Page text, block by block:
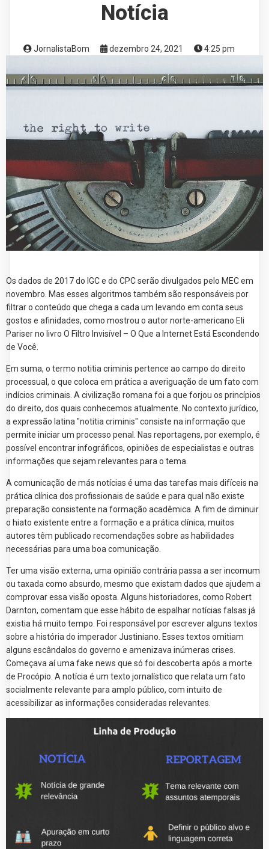
Notícia
JornalistaBom dezembro 24, 2021 4:25 pm
Os dados de 2017 do IGC e do CPC serão divulgados pelo MEC em
novembro. Mas esses algoritmos também são responsáveis por
filtrar o conteúdo que chega a cada um levando em conta seus
gostos e afinidades, como mostrou o autor norte-americano Eli
Pariser no livro O Filtro Invisível – O Que a Internet Está Escondendo
de Você.
Em suma, o termo notitia criminis pertence ao campo do direito
processual, o que coloca em prática a averiguação de um fato com
indícios criminais. A civilização romana foi a que forjou os princípios
do direito, dos quais conhecemos atualmente. No contexto jurídico,
a expressão latina "notitia criminis" consiste na informação que
permite iniciar um processo penal. Nas reportagens, por exemplo, é
possível encontrar infográficos, opiniões de especialistas e outras
informações que sejam relevantes para o tema.
A comunicação de más notícias é uma das tarefas mais difíceis na
prática clínica dos profissionais de saúde e para qual não existe
preparação consistente na formação acadêmica. A fim de diminuir
o hiato existente entre a formação e a prática clínica, muitos
autores têm publicado recomendações sobre as habilidades
necessárias para uma boa comunicação.
Ter uma visão externa, uma opinião contrária passa a ser incomum
ou taxada como absurdo, mesmo que existam dados que ajudem a
comprovar essa visão oposta. Alguns historiadores, como Robert
Darnton, comentam que esse hábito de espalhar notícias falsas já
existia há muito tempo. Foi responsável por escrever alguns textos
sobre a história do imperador Justiniano. Esses textos omitiam
alguns escândalos do governo e amenizava inúmeras crises.
Começava aí uma fake news que só foi descoberta após a morte
de Procópio. A notícia é um texto jornalístico que relata um fato
socialmente relevante para amplo público, com intuito de
acessibilizar as informações consideradas relevantes.